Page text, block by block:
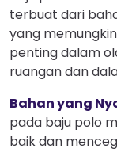
terbuat dari
yang
penting dalam
ruangan dan
Bahan yang
pada baju polo
baik dan